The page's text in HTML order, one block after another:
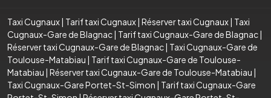
Taxi Cugnaux| Tarif taxi Cugnaux| Réserver taxi Cugnaux| Taxi
Cugnaux-Gare de Blagnac| Tarif taxi Cugnaux-Gare de Blagnac|
Réserver taxi Cugnaux-Gare de Blagnac| Taxi Cugnaux-Gare de
Toulouse-Matabiau | Tarif taxi Cugnaux-Gare de Toulouse-
Matabiau | Réserver taxi Cugnaux-Gare de Toulouse-Matabiau |
Taxi Cugnaux-Gare Portet-St-Simon | Tarif taxi Cugnaux-Gare